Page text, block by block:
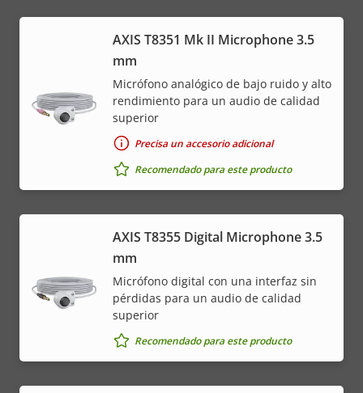
AXIS T8351 Mk II Microphone 3.5
mm
Micrófono analógico de bajo ruido y alto
rendimiento para un audio de calidad
superior
Precisa un accesorio adicional
Recomendado para este producto
AXIS T8355 Digital Microphone 3.5
mm
Micrófono digital con una interfaz sin
pérdidas para un audio de calidad
superior
Recomendado para este producto